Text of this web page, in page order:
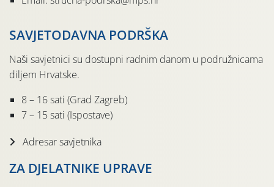
SAVJETODAVNA PODRŠKA
Naši savjetnici su dostupni radnim danom u podružnicama
diljem Hrvatske.
8 – 16 sati (Grad Zagreb)
7 – 15 sati (Ispostave)
Adresar savjetnika
ZA DJELATNIKE UPRAVE